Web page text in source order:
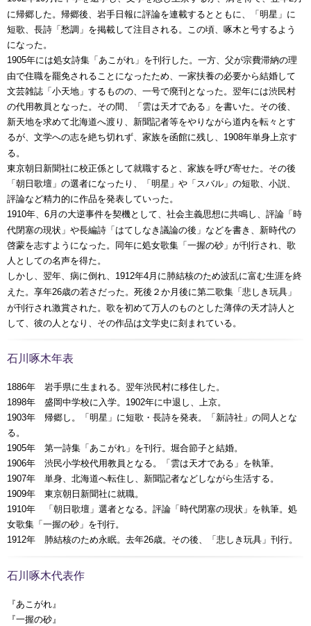
に帰郷した。帰郷後、岩手日報に評論を連載するとともに、「明星」に
短歌、長詩「愁調」を掲載して注目される。この頃、啄木と号するよう
になった。
1905年には処女詩集「あこがれ」を刊行した。一方、父が宗費滞納の理
由で住職を罷免されることになったため、一家扶養の必要から結婚して
文芸雑誌「小天地」するものの、一号で廃刊となった。翌年には渋民村
の代用教員となった。その間、「雲は天才である」を書いた。その後、
新天地を求めて北海道へ渡り、新聞記者等をやりながら道内を転々とす
るが、文学への志を絶ち切れず、家族を函館に残し、
1908年単身上京す
る。
東京朝日新聞社に校正係として就職すると、家族を呼び寄せた。その後
「朝日歌壇」の選者になったり、「明星」や「スバル」の短歌、小説、
評論など精力的に作品を発表していった。
1910年、 6月の大逆事件を契機として、社会主義思想に共鳴し、評論「時
代閉塞の現状」や長編詩「はてしなき議論の後」などを書き、新時代の
啓蒙を志すようになった。同年に処女歌集「一握の砂」が刊行され、歌
人としての名声を得た。
しかし、翌年、病に倒れ、
1912年4月に肺結核のため波乱に富む生涯を終
えた。享年26歳の若さだった。死後２か月後に第二歌集「悲しき玩具」
が刊行され激賞された。歌を初めて万人のものとした薄倖の天才詩人と
して、彼の人となり、その作品は文学史に刻まれている。
石川啄木年表
1886年 岩手県に生まれる。翌年渋民村に移住した。
1898年 盛岡中学校に入学。1902年に中退し、上京。
1903年 帰郷し。「明星」に短歌・長詩を発表。「新詩社」の同人とな
る。
1905年 第一詩集「あこがれ」を刊行。堀合節子と結婚。
1906年 渋民小学校代用教員となる。「雲は天才である」を執筆。
1907年 単身、北海道へ転住し、新聞記者などしながら生活する。
1909年 東京朝日新聞社に就職。
1910年 「朝日歌壇」選者となる。評論「時代閉塞の現状」を執筆。処
女歌集「一握の砂」を刊行。
1912年 肺結核のため永眠。去年26歳。その後、「悲しき玩具」刊行。
石川啄木代表作
『あこがれ』
『一握の砂』